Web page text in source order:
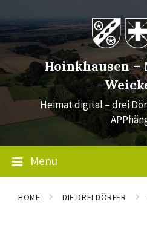
content
main
navigation
footer
Hoinkhausen –
Heimat digital – drei
Menu
HOME DIE DREI DÖRFER